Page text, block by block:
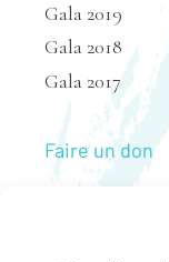
Gala 2019
Gala 2018
Gala 2017
Faire un don